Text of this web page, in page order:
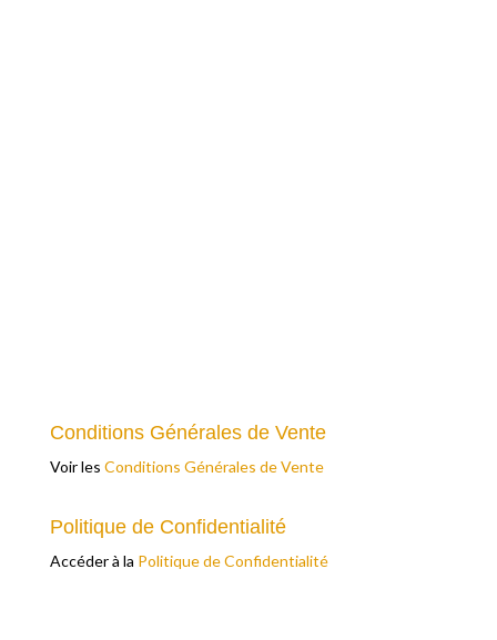
Conditions Générales de Vente
Voir les Conditions Générales de Vente
Politique de Confidentialité
Accéder à la Politique de Confidentialité